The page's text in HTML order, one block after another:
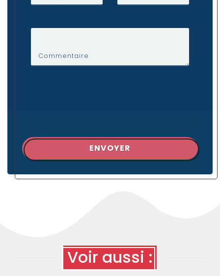
Commentaire
ENVOYER
Voir aussi :